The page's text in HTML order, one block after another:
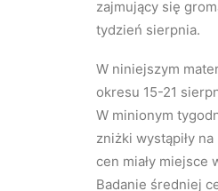
zajmujący się
tydzień sierpnia.
W niniejszym
okresu 15-21
W minionym
zniżki wystąpiły
cen miały miejsce
Badanie średniej